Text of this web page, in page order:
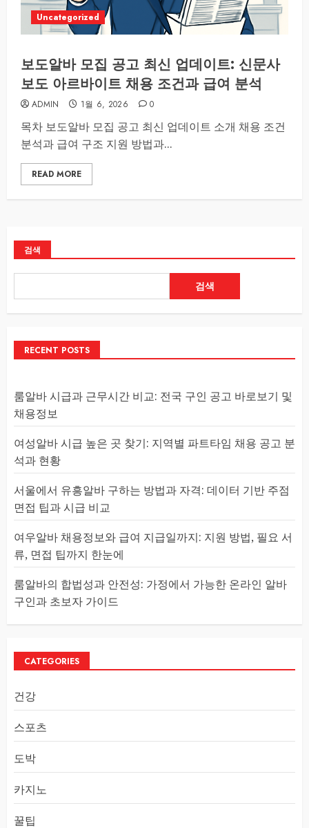
Uncategorized
보도알바 모집 공고 최신 업데이트: 신문사
보도 아르바이트 채용 조건과 급여 분석
ADMIN 1월 6, 2026 0
목차 보도알바 모집 공고 최신 업데이트 소개 채용 조건
분석과 급여 구조 지원 방법과...
READ MORE
검색
검색
RECENT POSTS
룸알바 시급과 근무시간 비교: 전국 구인 공고 바로보기 및
채용정보
여성알바 시급 높은 곳 찾기: 지역별 파트타임 채용 공고 분
석과 현황
서울에서 유흥알바 구하는 방법과 자격: 데이터 기반 주점
면접 팁과 시급 비교
여우알바 채용정보와 급여 지급일까지: 지원 방법, 필요 서
류, 면접 팁까지 한눈에
룸알바의 합법성과 안전성: 가정에서 가능한 온라인 알바
구인과 초보자 가이드
CATEGORIES
건강
스포츠
도박
카지노
꿀팁